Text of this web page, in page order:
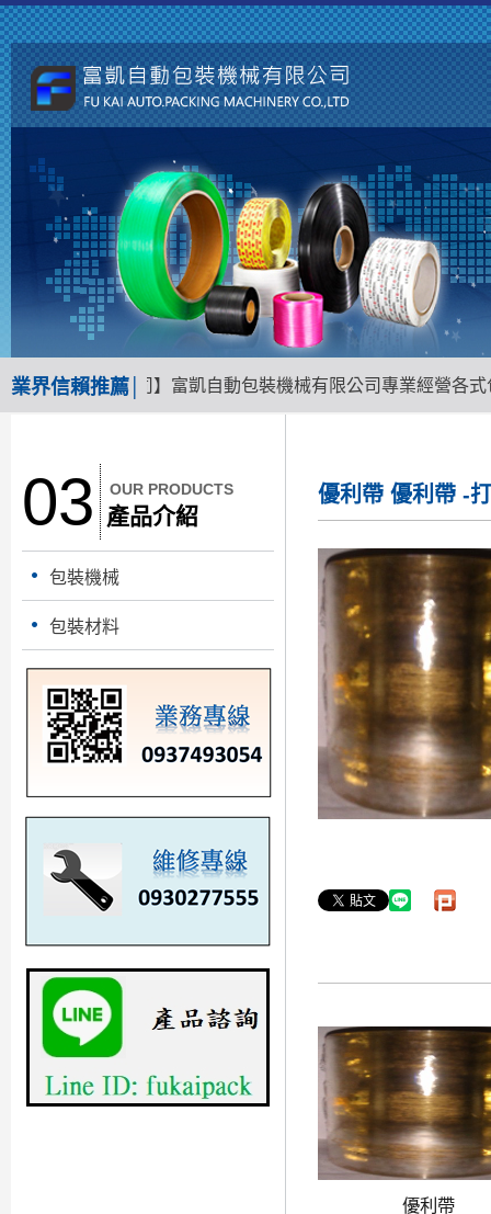
業界信賴推薦│
械材料專業公司】富凱自動包裝機械有限公司專業經營各
03 OUR PRODUCTS
產品介紹
包裝機械
包裝材料
優利帶 優利帶 -
優利帶